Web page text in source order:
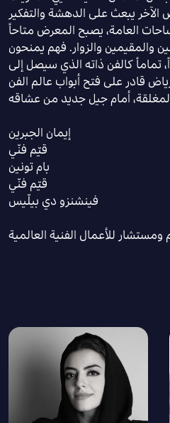
العامة، يصبح المعرض متاحاً
والمقيمين والزوار. فهم يمنحون
تماماً كالفن ذاته الذي سيصل إلى
قادر على فتح أبواب عالم الفن
إيمان الجبرين
قيّم فنّي
بام تونين
قيّم فنّي
فينشنزو دي بيلّيس
ومستشار للأعمال الفنية العالمية